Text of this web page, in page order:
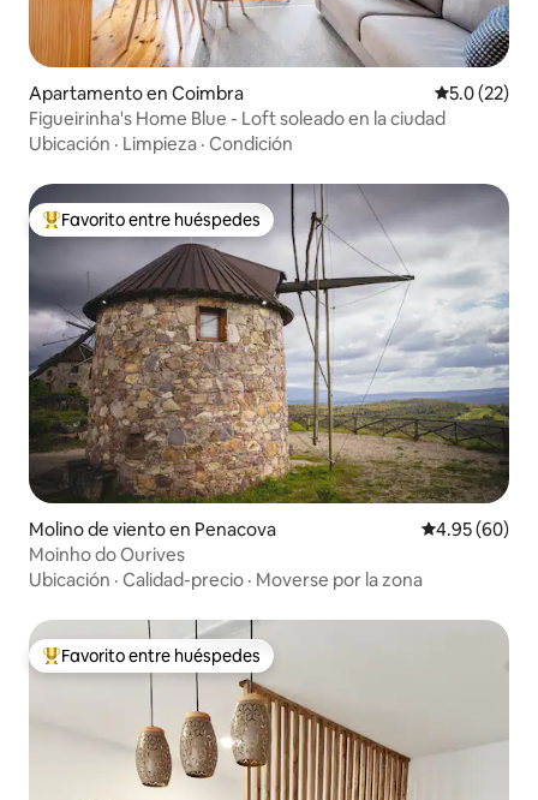
Apartamento en Coimbra Calificación
5.0 (22)
Figueirinha's Home Blue - Loft soleado en la ciudad
Ubicación · Limpieza · Condición
Favorito entre huéspedes preferido
Favorito entre huéspedes
Molino de viento en Penacova Calificación
4.95 (60)
Moinho do Ourives
Ubicación · Calidad-precio · Moverse por la zona
Favorito entre huéspedes preferido
Favorito entre huéspedes